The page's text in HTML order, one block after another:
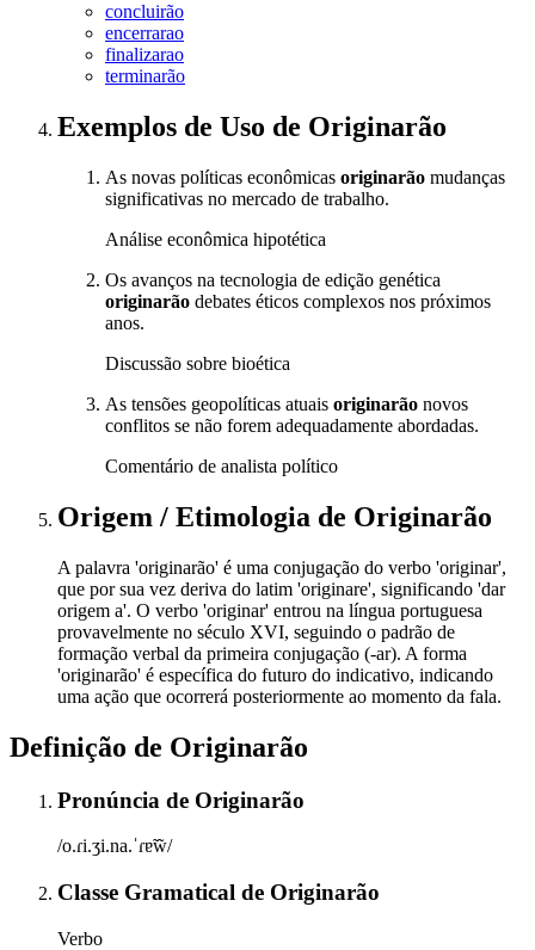
concluirão
encerrarao
finalizarao
terminarão
Exemplos de Uso de Originarão
As novas políticas econômicas originarão mudanças
significativas no mercado de trabalho.
Análise econômica hipotética
Os avanços na tecnologia de edição genética
originarão debates éticos complexos nos próximos
anos.
Discussão sobre bioética
As tensões geopolíticas atuais originarão novos
conflitos se não forem adequadamente abordadas.
Comentário de analista político
Origem / Etimologia de Originarão
A palavra 'originarão' é uma conjugação do verbo 'originar',
que por sua vez deriva do latim 'originare', significando 'dar
origem a'. O verbo 'originar' entrou na língua portuguesa
provavelmente no século XVI, seguindo o padrão de
formação verbal da primeira conjugação (-ar). A forma
'originarão' é específica do futuro do indicativo, indicando
uma ação que ocorrerá posteriormente ao momento da fala.
Definição de Originarão
Pronúncia de Originarão
/o.ɾi.ʒi.na.ˈɾɐ̃w̃/
Classe Gramatical de Originarão
Verbo